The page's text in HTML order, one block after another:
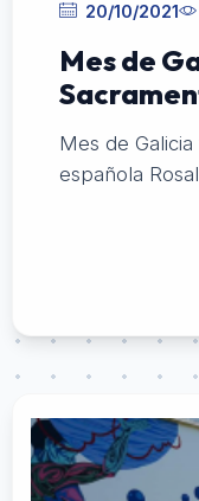
20/10/2021
Mes de
Mes de
española